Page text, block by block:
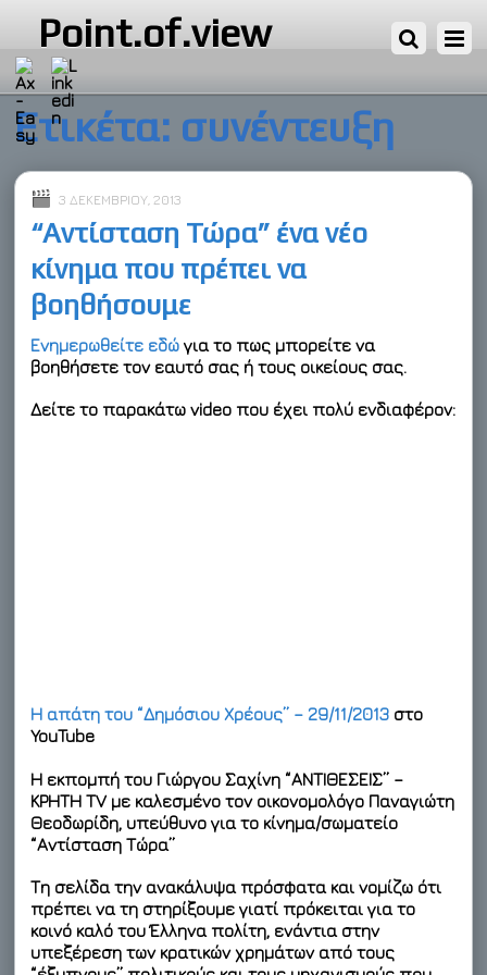
Point.of.view
Ετικέτα: συνέντευξη
3 ΔΕΚΕΜΒΡΊΟΥ, 2013
“Αντίσταση Τώρα” ένα νέο
κίνημα που πρέπει να
βοηθήσουμε
Ενημερωθείτε εδώ για το πως μπορείτε να
βοηθήσετε τον εαυτό σας ή τους οικείους σας.
Δείτε το παρακάτω video που έχει πολύ ενδιαφέρον:
Η απάτη του “Δημόσιου Χρέους” – 29/11/2013 στο
YouTube
Η εκπομπή του Γιώργου Σαχίνη “ΑΝΤΙΘΕΣΕΙΣ” –
ΚΡΗΤΗ TV με καλεσμένο τον οικονομολόγο Παναγιώτη
Θεοδωρίδη, υπεύθυνο για το κίνημα/σωματείο
“Αντίσταση Τώρα”
Tη σελίδα την ανακάλυψα πρόσφατα και νομίζω ότι
πρέπει να τη στηρίξουμε γιατί πρόκειται για το
κοινό καλό του Έλληνα πολίτη, ενάντια στην
υπεξέρεση των κρατικών χρημάτων από τους